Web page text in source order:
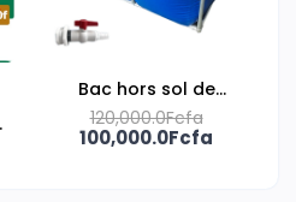
Bac hors sol de
pisciculture
120,000.0Fcfa
100,000.0Fcfa